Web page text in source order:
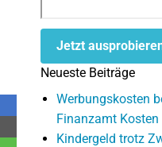
Jetzt
Neueste Beiträge
Werbungskosten
Finanzamt
Kindergeld trotz